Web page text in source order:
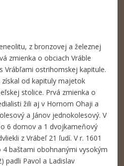
z bronzovej a železnej
zmienka o obciach Vráble
Vrábľami ostrihomskej kapitule.
od kapituly majetok
stolice. Prvá zmienka o
žili aj v Hornom Ohaji a
a Jánov jednokolesový. V
6 domov a 1 dvojkameňový
z Vrábeľ 21 ľudí. V r. 1601
baštami obohnanými vysokým
padli Pavol a Ladislav